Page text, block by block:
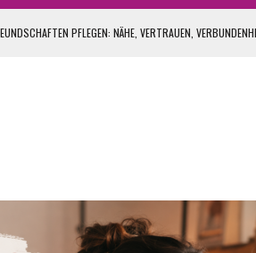
PFLEGEN: NÄHE, VERTRAUEN,
PRODUKTIONSPROZESSEN